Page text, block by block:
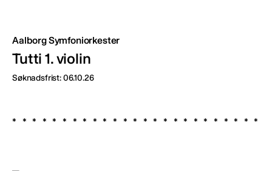
Aalborg Symfoniorkester
Tutti 1. violin
Søknadsfrist: 06.10.26